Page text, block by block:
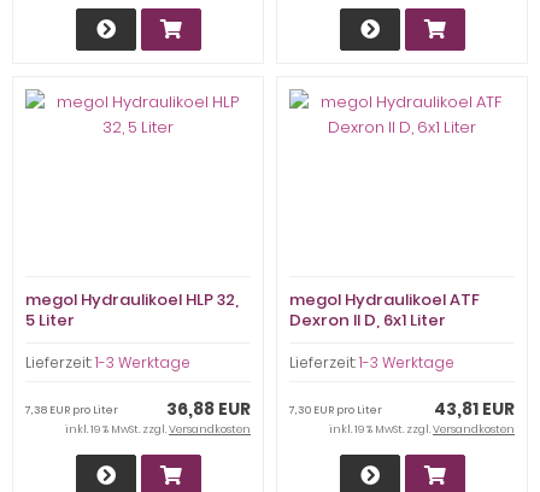
megol Hydraulikoel HLP 32,
5 Liter
Lieferzeit:1-3 Werktage
36,88 EUR
7,38 EUR pro Liter
inkl. 19 % MwSt. zzgl.Versandkosten
megol Hydraulikoel ATF
Dexron II D, 6x1 Liter
Lieferzeit:1-3 Werktage
43,81 EUR
7,30 EUR pro Liter
inkl. 19 % MwSt. zzgl.Versandkosten